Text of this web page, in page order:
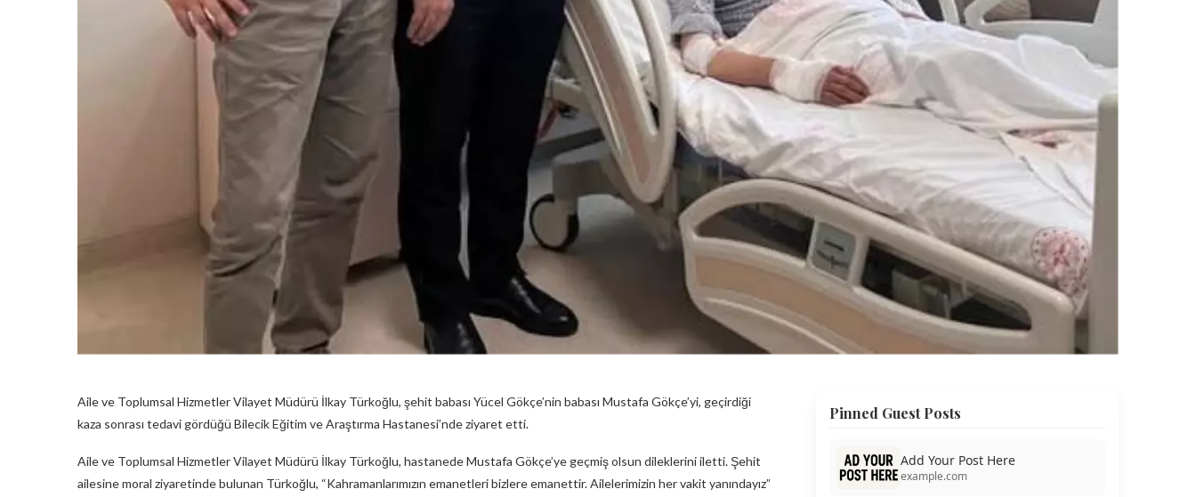
Aile ve Toplumsal Hizmetler Vilayet Müdürü İlkay Türkoğlu, şehit babası Yücel Gökçe’nin babası Mustafa Gökçe’yi, geçirdiği
kaza sonrası tedavi gördüğü Bilecik Eğitim ve Araştırma Hastanesi’nde ziyaret etti.
Aile ve Toplumsal Hizmetler Vilayet Müdürü İlkay Türkoğlu, hastanede Mustafa Gökçe’ye geçmiş olsun dileklerini iletti. Şehit
ailesine moral ziyaretinde bulunan Türkoğlu, “Kahramanlarımızın emanetleri bizlere emanettir. Ailelerimizin her vakit yanındayız”
Pinned Guest Posts
Add Your Post Here
example.com